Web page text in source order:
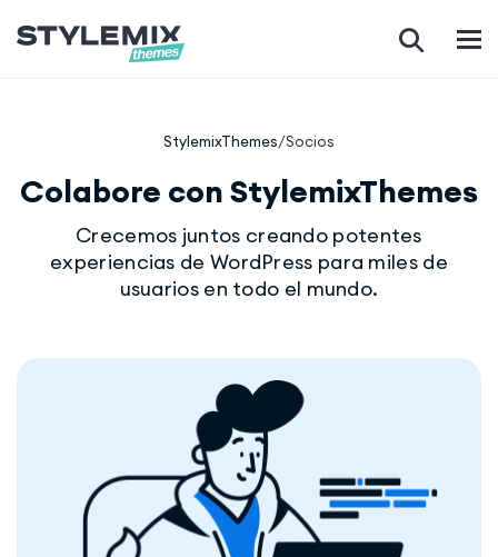
StylemixThemes/Socios
Colabore con StylemixThemes
Crecemos juntos creando potentes
experiencias de WordPress para miles de
usuarios en todo el mundo.